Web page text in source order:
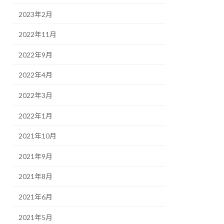
2023年2月
2022年11月
2022年9月
2022年4月
2022年3月
2022年1月
2021年10月
2021年9月
2021年8月
2021年6月
2021年5月